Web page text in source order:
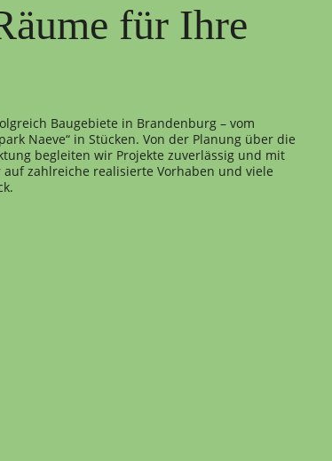
für Ihre
Baugebiete in Brandenburg – vom
Naeve“ in Stücken. Von der Planung über die
begleiten wir Projekte zuverlässig und mit
zahlreiche realisierte Vorhaben und viele